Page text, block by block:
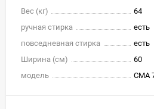
Вес (кг)
64
ручная стирка
есть
повседневная стирка
есть
Ширина (см)
60
модель
СМА